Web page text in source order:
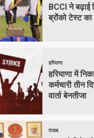
BCCI ने बढ़ाई
ब्रोंको टेस्ट
हरियाणा
हरियाणा में
कर्मचारी तीन
वार्ता बेनतीजा
पंजाब